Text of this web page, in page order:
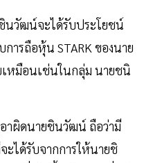
นวัฒน์จะได้รับประโยชน์
ารถือหุ้น STARK ของนาย
หมือนเช่นในกลุ่ม นายชนิ
าผิดนายชินวัฒน์ ถือว่ามี
ได้รับจากการให้นายชิ